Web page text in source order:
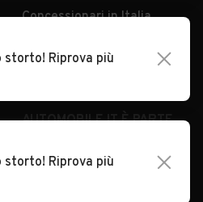
Concessionari in Italia
Valutazione auto
AUTOMOBILE.IT È PARTE
subito.it
storto! Riprova più
storto! Riprova più